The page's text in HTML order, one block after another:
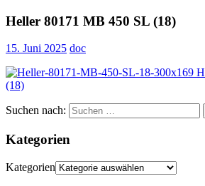
Heller 80171 MB 450 SL (18)
15. Juni 2025 doc
Suchen nach:
Kategorien
Kategorien